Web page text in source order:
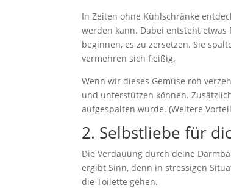
In Zeiten ohne Kühlschränke
werden kann. Dabei entsteht etwas
beginnen, es zu zersetzen. Sie
vermehren sich fleißig.
Wenn wir dieses Gemüse roh
und unterstützen können.
aufgespalten wurde. (Weitere
2. Selbstliebe für
Die Verdauung durch deine
ergibt Sinn, denn in stressigen
die Toilette gehen.